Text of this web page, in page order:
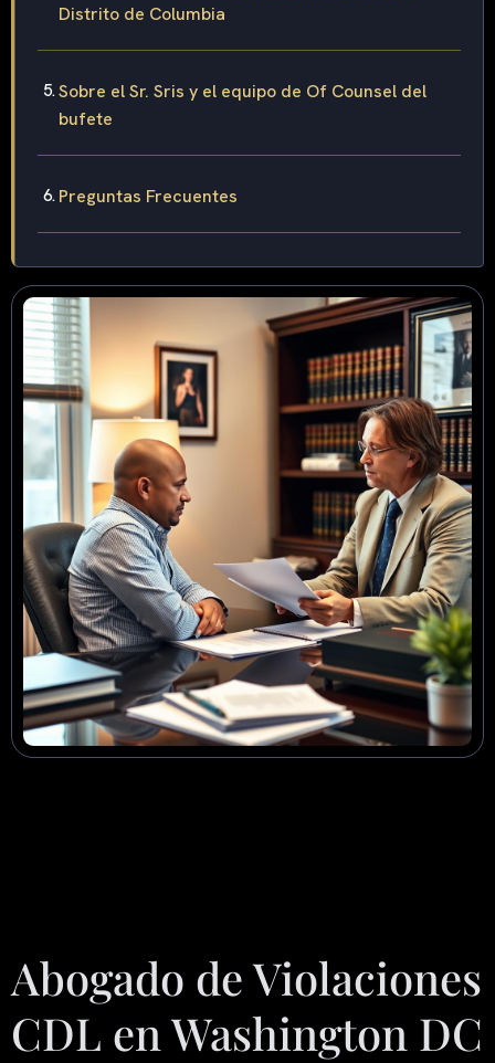
Distrito de Columbia
Sobre el Sr. Sris y el equipo de Of Counsel del
bufete
Preguntas Frecuentes
Abogado de Violaciones
CDL en Washington DC